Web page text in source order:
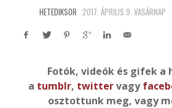
HETEDIKSOR 2017. ÁPRILIS 9. VASÁRNAP
Fotók, videók és gifek a
a tumblr, twittervagy
osztottunk meg, vagy